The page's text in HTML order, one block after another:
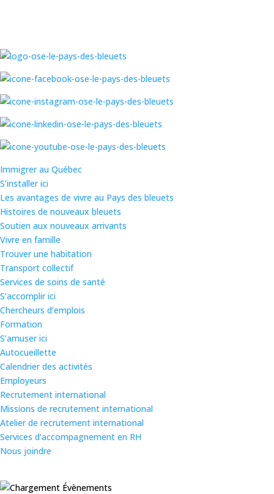
Immigrer au Québec
S’installer ici
Les avantages de vivre au Pays des bleuets
Histoires de nouveaux bleuets
Soutien aux nouveaux arrivants
Vivre en famille
Trouver une habitation
Transport collectif
Services de soins de santé
S’accomplir ici
Chercheurs d’emplois
Formation
S’amuser ici
Autocueillette
Calendrier des activités
Employeurs
Recrutement international
Missions de recrutement international
Atelier de recrutement international
Services d’accompagnement en RH
Nous joindre